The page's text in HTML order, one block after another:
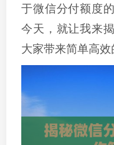
于微信分付额度
今天，就让我来
大家带来简单高效